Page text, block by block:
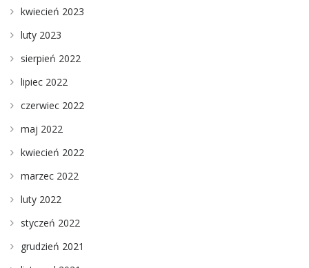
kwiecień 2023
luty 2023
sierpień 2022
lipiec 2022
czerwiec 2022
maj 2022
kwiecień 2022
marzec 2022
luty 2022
styczeń 2022
grudzień 2021